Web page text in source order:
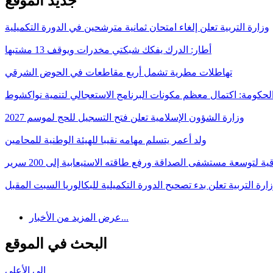
وزارة التربية تعلن إلغاء امتحان ثمانية مترشحين في الدورة التكميلية
أطار: الدرك يفكك شبكتي مخدرات ويوقف 13 مشتبها
تهاطلات مطرية تشمل أربع مقاطعات في الحوض الشرقي
الحكومة: اكتمال معظم مكونات البرنامج الاستعجالي لتنمية نواكشوط
وزارة الشؤون الإسلامية تعلن فتح التسجيل للحج لموسم 2027
ولد أعمر يتسلم مهامه نقيبا للهيئة الوطنية للمحامين
لتوسعة مستشفى الصداقة ورفع طاقته الاستيعابية إلى 200 سرير
التربية تعلن بدء تصحيح الدورة التكميلية للبكالوريا السبت المقبل
عرض المزيد من الأخبار...
البحث في الموقع
إلى الأعلى